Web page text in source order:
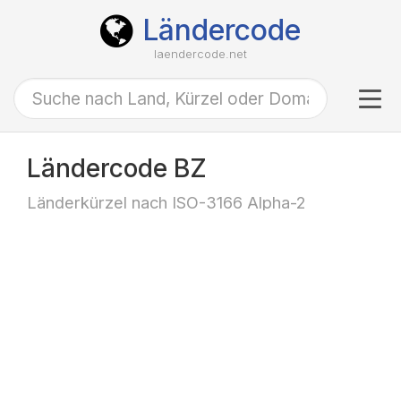
Ländercode
laendercode.net
Ländercode BZ
Länderkürzel nach ISO-3166 Alpha-2